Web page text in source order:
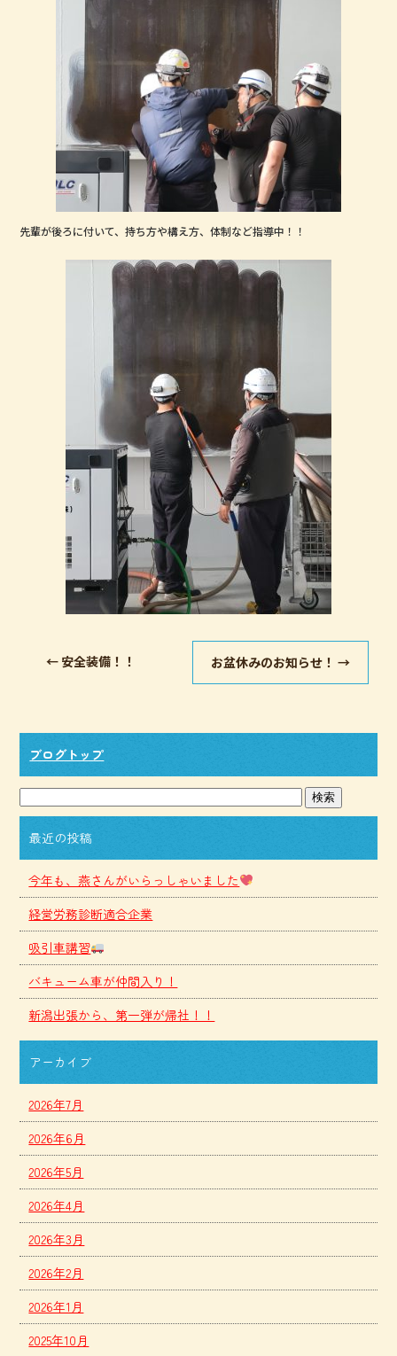
先輩が後ろに付いて、持ち方や構え方、体制など指導中！！
← 安全装備！！ お盆休みのお知らせ！ →
ブログトップ
最近の投稿
今年も、燕さんがいらっしゃいました
経営労務診断適合企業
吸引車講習
バキューム車が仲間入り！
新潟出張から、第一弾が帰社！！
アーカイブ
2026年7月
2026年6月
2026年5月
2026年4月
2026年3月
2026年2月
2026年1月
2025年10月